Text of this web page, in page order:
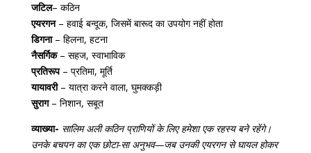
जटिल– कठिन
एयरगन– हवाई बन्दूक, जिसमें बारूद का उपयोग नहीं होता
डिगना– हिलना, हटना
नैसर्गिक– सहज, स्वाभाविक
प्रतिरूप– प्रतिमा, मूर्ति
यायावरी– यात्रा करने वाला, घुमक्कड़ी
सुराग– निशान, सबूत
व्याख्या- सालिम अली कठिन प्राणियों के लिए हमेशा एक रहस्य बने रहेंगे।
उनके बचपन का एक छोटा-सा अनुभव—जब उनकी एयरगन से घायल होकर